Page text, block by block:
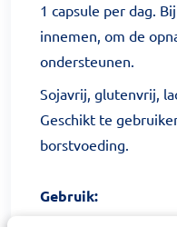
1 capsule per dag.
innemen, om de
ondersteunen.
Sojavrij, glutenvrij,
Geschikt te
borstvoeding.
Gebruik: